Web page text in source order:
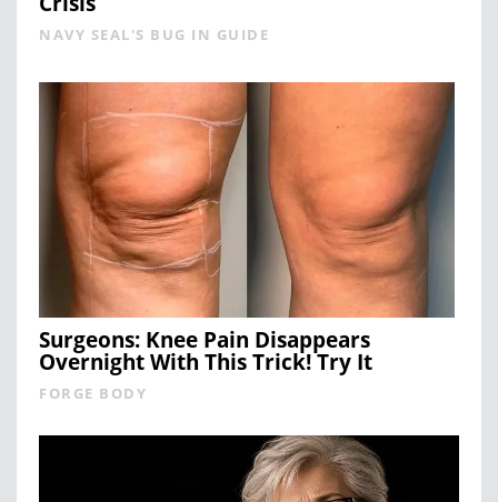
NAVY SEAL'S BUG IN GUIDE
Surgeons: Knee Pain Disappears
Overnight With This Trick! Try It
FORGE BODY